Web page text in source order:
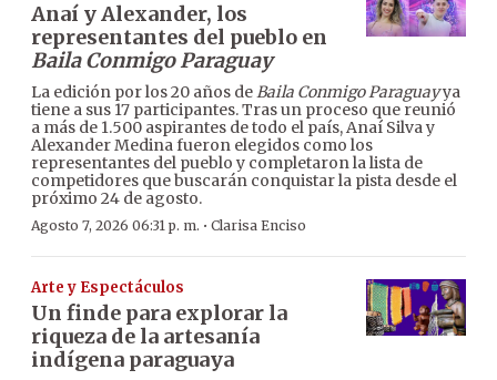
Anaí y Alexander, los
representantes del pueblo en
Baila Conmigo Paraguay
La edición por los 20 años deBaila Conmigo Paraguayya
tiene a sus 17 participantes. Tras un proceso que reunió
a más de 1.500 aspirantes de todo el país, Anaí Silva y
Alexander Medina fueron elegidos como los
representantes del pueblo y completaron la lista de
competidores que buscarán conquistar la pista desde el
próximo 24 de agosto.
Agosto 7, 2026 06:31 p. m. · Clarisa Enciso
Arte y Espectáculos
Un finde para explorar la
riqueza de la artesanía
indígena paraguaya